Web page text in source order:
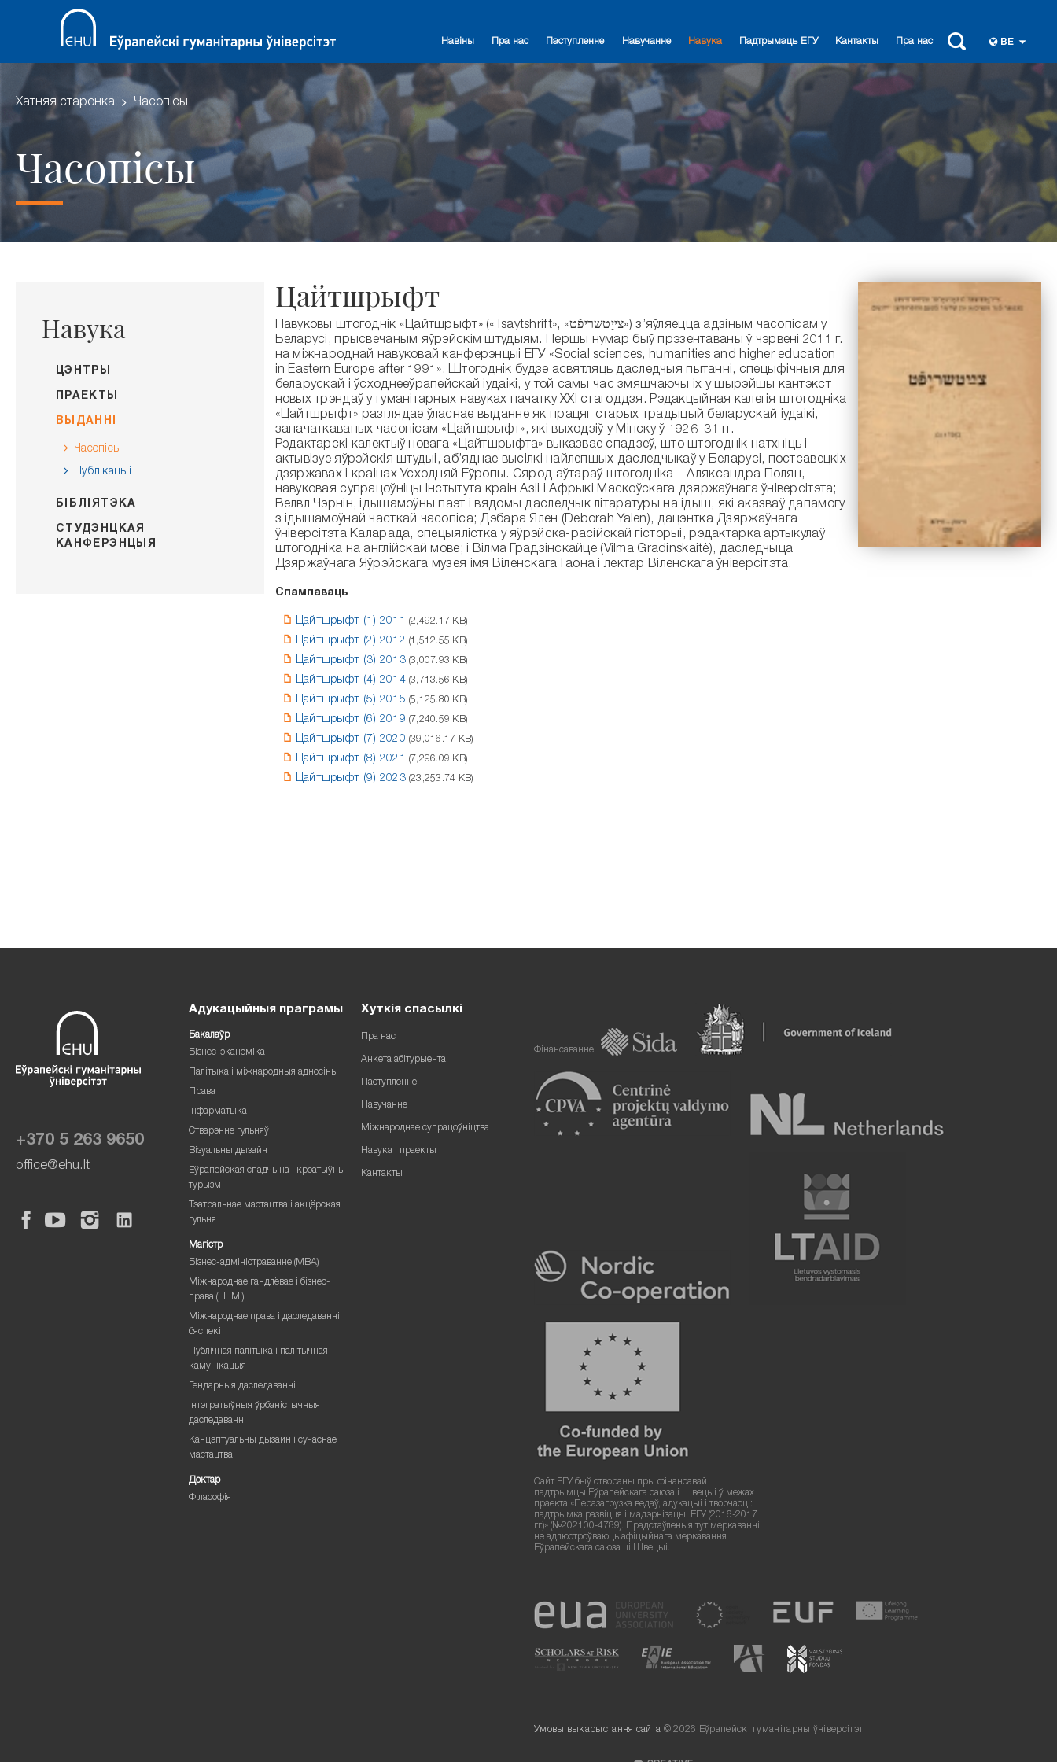
Навіны Пра нас Паступленне Навучанне Навука Падтрымаць ЕГУ Кантакты Пра нас BE
Хатняя старонка Часопісы
Часопісы
Навука
ЦЭНТРЫ
ПРАЕКТЫ
ВЫДАННІ
Часопісы
Публікацыі
БІБЛІЯТЭКА
СТУДЭНЦКАЯ
КАНФЕРЭНЦЫЯ
Цайтшрыфт
Навуковы штогоднік «Цайтшрыфт» («Tsaytshrift», «צייַטשריפֿט») з’яўляецца адзіным часопісам у
Беларусі, прысвечаным яўрэйскім штудыям. Першы нумар быў прэзентаваны ў чэрвені 2011 г.
на міжнароднай навуковай канферэнцыі ЕГУ «Social sciences, humanities and higher education
in Eastern Europe after 1991». Штогоднік будзе асвятляць даследчыя пытанні, спецыфічныя для
беларускай і ўсходнееўрапейскай іудаікі, у той самы час змяшчаючы іх у шырэйшы кантэкст
новых трэндаў у гуманітарных навуках пачатку XXI стагоддзя. Рэдакцыйная калегія штогодніка
«Цайтшрыфт» разглядае ўласнае выданне як працяг старых традыцый беларускай іудаікі,
запачаткаваных часопісам «Цайтшрыфт», які выходзіў у Мінску ў 1926–31 гг.
Рэдактарскі калектыў новага «Цайтшрыфта» выказвае спадзеў, што штогоднік натхніць і
актывізуе яўрэйскія штудыі, аб’яднае высілкі найлепшых даследчыкаў у Беларусі, постсавецкіх
дзяржавах і краінах Усходняй Еўропы. Сярод аўтараў штогодніка – Аляксандра Полян,
навуковая супрацоўніцы Інстытута краін Азіі і Афрыкі Маскоўскага дзяржаўнага ўніверсітэта;
Велвл Чэрнін, ідышамоўны паэт і вядомы даследчык літаратуры на ідыш, які аказваў дапамогу
з ідышамоўнай часткай часопіса; Дэбара Ялен (Deborah Yalen), дацэнтка Дзяржаўнага
ўніверсітэта Каларада, спецыялістка у яўрэйска-расійскай гісторыі, рэдактарка артыкулаў
штогодніка на англійскай мове; і Вілма Градзінскайце (Vilma Gradinskaitė), даследчыца
Дзяржаўнага Яўрэйскага музея імя Віленскага Гаона і лектар Віленскага ўніверсітэта.
Спампаваць
Цайтшрыфт (1) 2011 (2,492.17 KB)
Цайтшрыфт (2) 2012 (1,512.55 KB)
Цайтшрыфт (3) 2013 (3,007.93 KB)
Цайтшрыфт (4) 2014 (3,713.56 KB)
Цайтшрыфт (5) 2015 (5,125.80 KB)
Цайтшрыфт (6) 2019 (7,240.59 KB)
Цайтшрыфт (7) 2020 (39,016.17 KB)
Цайтшрыфт (8) 2021 (7,296.09 KB)
Цайтшрыфт (9) 2023 (23,253.74 KB)
+370 5 263 9650
office@ehu.lt
Адукацыйныя праграмы
Бакалаўр
Бізнес-эканоміка
Палітыка і міжнародныя адносіны
Права
Інфарматыка
Стварэнне гульняў
Візуальны дызайн
Еўрапейская спадчына і крэатыўны
турызм
Тэатральнае мастацтва і акцёрская
гульня
Магістр
Бізнес-адміністраванне (MBA)
Міжнароднае гандлёвае і бізнес-
права (LL.M.)
Міжнароднае права і даследаванні
бяспекі
Публічная палітыка і палітычная
камунікацыя
Гендарныя даследаванні
Інтэгратыўныя ўрбаністычныя
даследаванні
Канцэптуальны дызайн і сучаснае
мастацтва
Доктар
Філасофія
Хуткія спасылкі
Пра нас
Анкета абітурыента
Паступленне
Навучанне
Міжнароднае супрацоўніцтва
Навука і праекты
Кантакты
Фінансаванне
Сайт ЕГУ быў створаны пры фінансавай
падтрымцы Еўрапейскага саюза і Швецыі ў межах
праекта «Перазагрузка ведаў, адукацыі і творчасці:
падтрымка развіцця і мадэрнізацыі ЕГУ (2016-2017
гг.)» (№202100-4789). Прадстаўленыя тут меркаванні
не адлюстроўваюць афіцыйнага меркавання
Еўрапейскага саюза ці Швецыі.
Умовы выкарыстання сайта © 2026 Еўрапейскі гуманітарны ўніверсітэт